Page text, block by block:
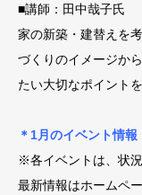
■講師：田中哉子氏
家の新築・建替えを
づくりのイメージか
たい大切なポイント
＊1月のイベント情報
※各イベントは、状
最新情報はホームペ